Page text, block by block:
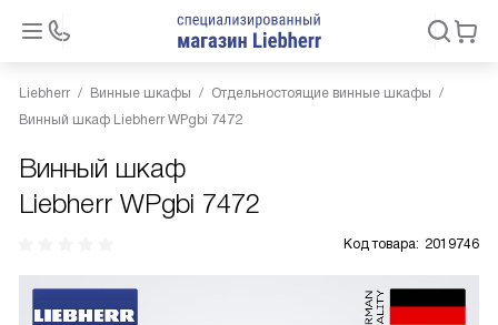
Liebherr Винные шкафы
Отдельностоящие винные шкафы
Винный шкаф Liebherr WPgbi 7472
Винный шкаф
Liebherr WPgbi 7472
Код товара: 2019746